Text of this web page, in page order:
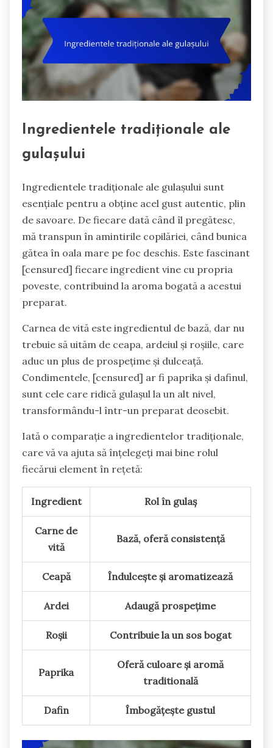
Ingredientele tradiționale ale
gulașului
Ingredientele tradiționale ale gulașului sunt
esențiale pentru a obține acel gust autentic, plin
de savoare. De fiecare dată când îl pregătesc,
mă transpun în amintirile copilăriei, când bunica
gătea în oala mare pe foc deschis. Este fascinant
[censured] fiecare ingredient vine cu propria
poveste, contribuind la aroma bogată a acestui
preparat.
Carnea de vită este ingredientul de bază, dar nu
trebuie să uităm de ceapa, ardeiul și roșiile, care
aduc un plus de prospețime și dulceață.
Condimentele, [censured] ar fi paprika și dafinul,
sunt cele care ridică gulașul la un alt nivel,
transformându-l într-un preparat deosebit.
Iată o comparație a ingredientelor tradiționale,
care vă va ajuta să înțelegeți mai bine rolul
fiecărui element în rețetă:
Ingredient Rol în gulaș
Carne de
vită
Bază, oferă consistență
Ceapă Îndulcește și aromatizează
Ardei Adaugă prospețime
Roșii Contribuie la un sos bogat
Paprika
Oferă culoare și aromă
traditională
Dafin Îmbogățește gustul